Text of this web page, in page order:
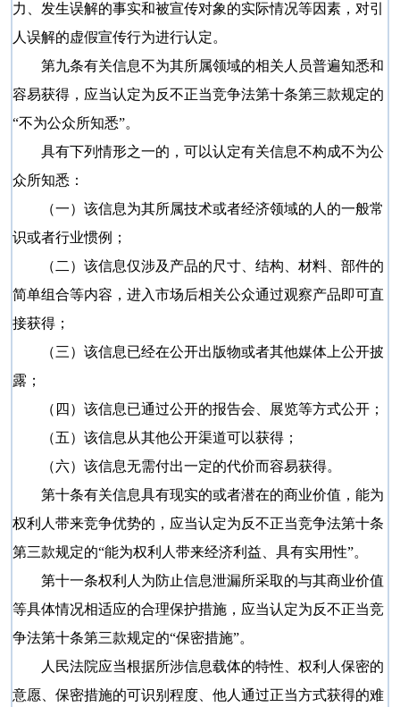
力、发生误解的事实和被宣传对象的实际情况等因素，对引
人误解的虚假宣传行为进行认定。
第九条有关信息不为其所属领域的相关人员普遍知悉和
容易获得，应当认定为反不正当竞争法第十条第三款规定的
“不为公众所知悉”。
具有下列情形之一的，可以认定有关信息不构成不为公
众所知悉：
（一）该信息为其所属技术或者经济领域的人的一般常
识或者行业惯例；
（二）该信息仅涉及产品的尺寸、结构、材料、部件的
简单组合等内容，进入市场后相关公众通过观察产品即可直
接获得；
（三）该信息已经在公开出版物或者其他媒体上公开披
露；
（四）该信息已通过公开的报告会、展览等方式公开；
（五）该信息从其他公开渠道可以获得；
（六）该信息无需付出一定的代价而容易获得。
第十条有关信息具有现实的或者潜在的商业价值，能为
权利人带来竞争优势的，应当认定为反不正当竞争法第十条
第三款规定的“能为权利人带来经济利益、具有实用性”。
第十一条权利人为防止信息泄漏所采取的与其商业价值
等具体情况相适应的合理保护措施，应当认定为反不正当竞
争法第十条第三款规定的“保密措施”。
人民法院应当根据所涉信息载体的特性、权利人保密的
意愿、保密措施的可识别程度、他人通过正当方式获得的难